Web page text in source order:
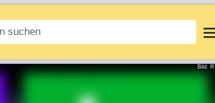
Login
Bild: